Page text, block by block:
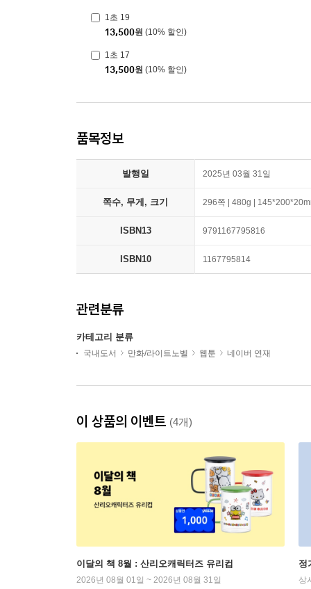
1초 19
13,500원 (10% 할인)
1초 17
13,500원 (10% 할인)
품목정보
발행일 2025년 03월 31일
쪽수, 무게, 크기 296쪽 | 480g |
ISBN13 9791167795816
ISBN10 1167795814
관련분류
카테고리 분류
국내도서 만화/라이트노벨 웹툰 네이버 연재
이 상품의 이벤트 (4개)
이달의 책 8월 : 산리오캐릭터즈 유리컵
2026년 08월 01일 ~ 2026년 08월 31일
정
상